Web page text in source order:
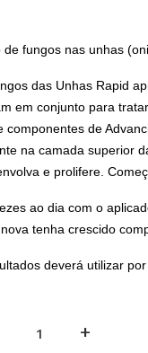
fungos nas unhas
das Unhas Rapid
em conjunto para
componentes de
na camada superior
e prolifere.
ao dia com o
tenha crescido
deverá utilizar
+